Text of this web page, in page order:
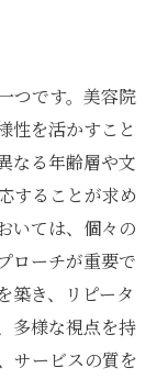
つです。美容院
性を活かすこと
なる年齢層や文
することが求め
いては、個々の
ローチが重要で
築き、リピータ
多様な視点を持
サービスの質を